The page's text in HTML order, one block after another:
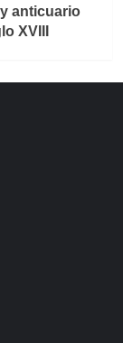
anticuario
XVIII